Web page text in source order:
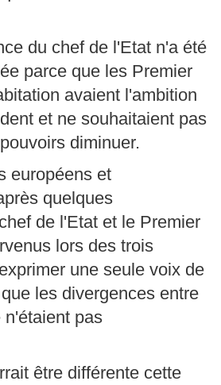
du chef de l'Etat n'a été
parce que les Premier
avaient l'ambition
et ne souhaitaient pas
diminuer.
européens et
quelques
de l'Etat et le Premier
lors des trois
une seule voix de
les divergences entre
n'étaient pas
être différente cette